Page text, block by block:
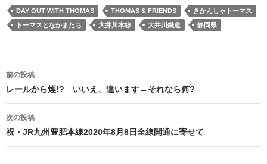
DAY OUT WITH THOMAS THOMAS & FRIENDS
きかんしゃトーマス
トーマスとなかまたち
大井川本線 大井川鐵道 静岡県
投
稿
ナ
ビ
前の投稿
レールから煙!? いいえ、違います←それなら何?
次の投稿
祝・JR九州豊肥本線2020年8月8日全線開通に寄せて